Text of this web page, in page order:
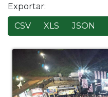
Exportar:
CSV
XLS JSON